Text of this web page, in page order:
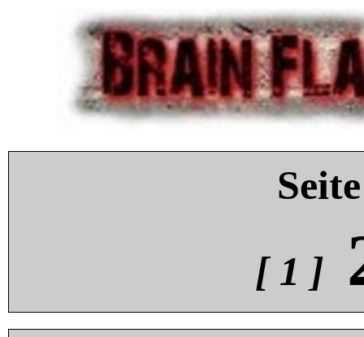
[ 1 ]